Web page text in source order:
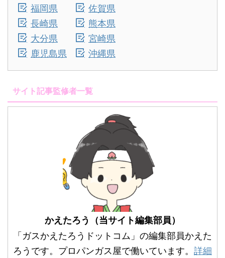
福岡県
佐賀県
長崎県
熊本県
大分県
宮崎県
鹿児島県
沖縄県
サイト記事監修者一覧
かえたろう（当サイト編集部員）
「ガスかえたろうドットコム」の編集部員かえた
ろうです。プロパンガス屋で働いています。 詳細